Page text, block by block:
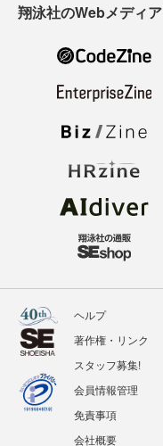
翔泳社のWebメディア
ヘルプ
著作権・リンク
スタッフ募集!
会員情報管理
免責事項
会社概要